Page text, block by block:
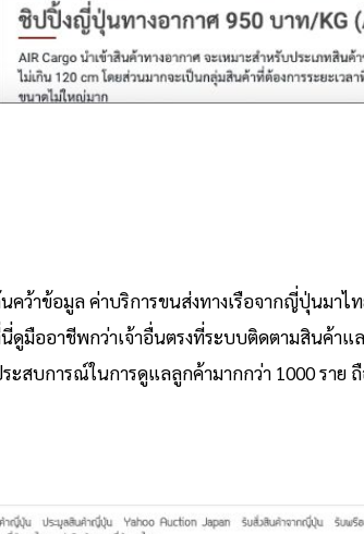
คว้าข้อมูล ค่าบริการขนส่งทางเรือจากญี่ปุ่นมาไ
มืออาชีพกว่าเจ้าอื่นตรงที่ระบบติดตามสินค้าแ
ะสบการณ์ในการดูแลลูกค้ามากกว่า 1000 ราย